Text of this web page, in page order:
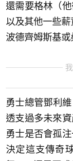
還需要格林（
以及其他一些
波德齊姆斯基或
勇士總管鄧利
透支過多未來
勇士是否會孤
決定這支傳奇